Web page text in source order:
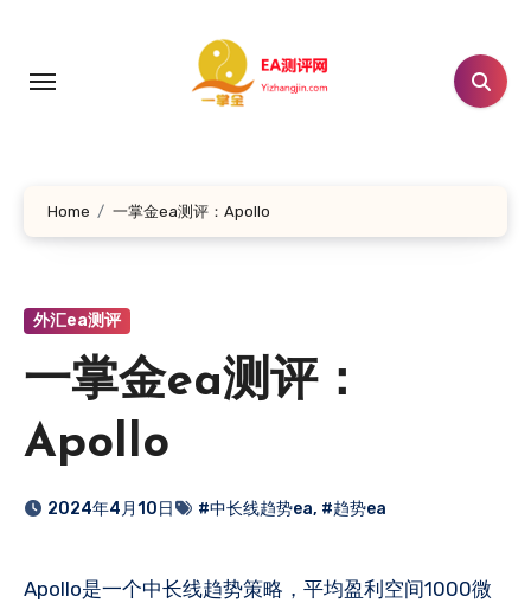
Home 一掌金ea测评：Apollo
外汇ea测评
一掌金ea测评：
Apollo
2024年4月10日 #中长线趋势ea, #趋势ea
Apollo是一个中长线趋势策略，平均盈利空间1000​微